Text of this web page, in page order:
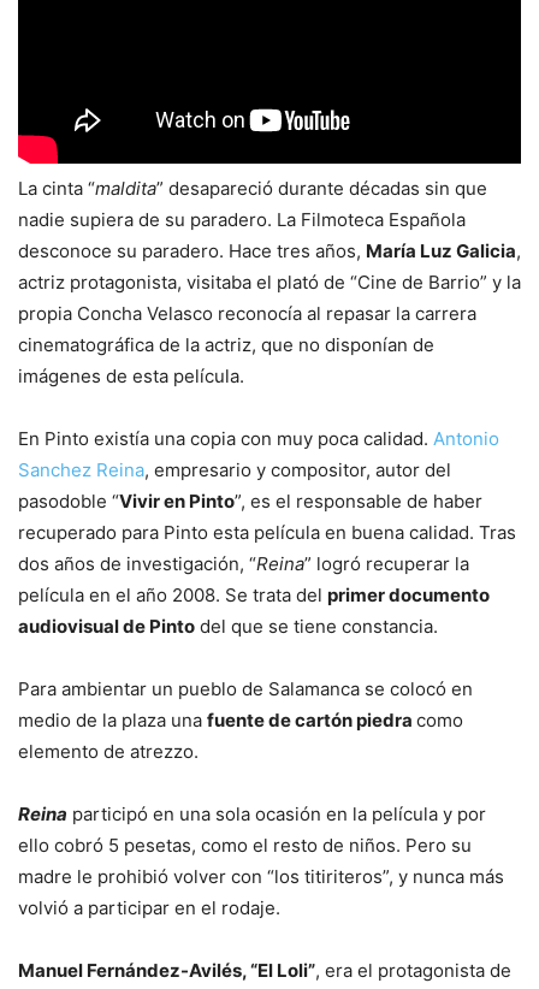
La cinta “maldita” desapareció durante décadas sin que
nadie supiera de su paradero. La Filmoteca Española
desconoce su paradero. Hace tres años, María Luz Galicia,
actriz protagonista, visitaba el plató de “Cine de Barrio” y la
propia Concha Velasco reconocía al repasar la carrera
cinematográfica de la actriz, que no disponían de
imágenes de esta película.
En Pinto existía una copia con muy poca calidad. Antonio
Sanchez Reina, empresario y compositor, autor del
pasodoble “Vivir en Pinto”, es el responsable de haber
recuperado para Pinto esta película en buena calidad. Tras
dos años de investigación, “Reina” logró recuperar la
película en el año 2008. Se trata del primer documento
audiovisual de Pinto del que se tiene constancia.
Para ambientar un pueblo de Salamanca se colocó en
medio de la plaza una fuente de cartón piedra como
elemento de atrezzo.
Reina participó en una sola ocasión en la película y por
ello cobró 5 pesetas, como el resto de niños. Pero su
madre le prohibió volver con “los titiriteros”, y nunca más
volvió a participar en el rodaje.
Manuel Fernández-Avilés, “El Loli”, era el protagonista de